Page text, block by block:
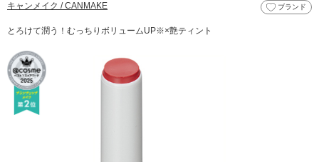
キャンメイク / CANMAKE ブランド
とろけて潤う！むっちりボリュームUP※×艶ティント